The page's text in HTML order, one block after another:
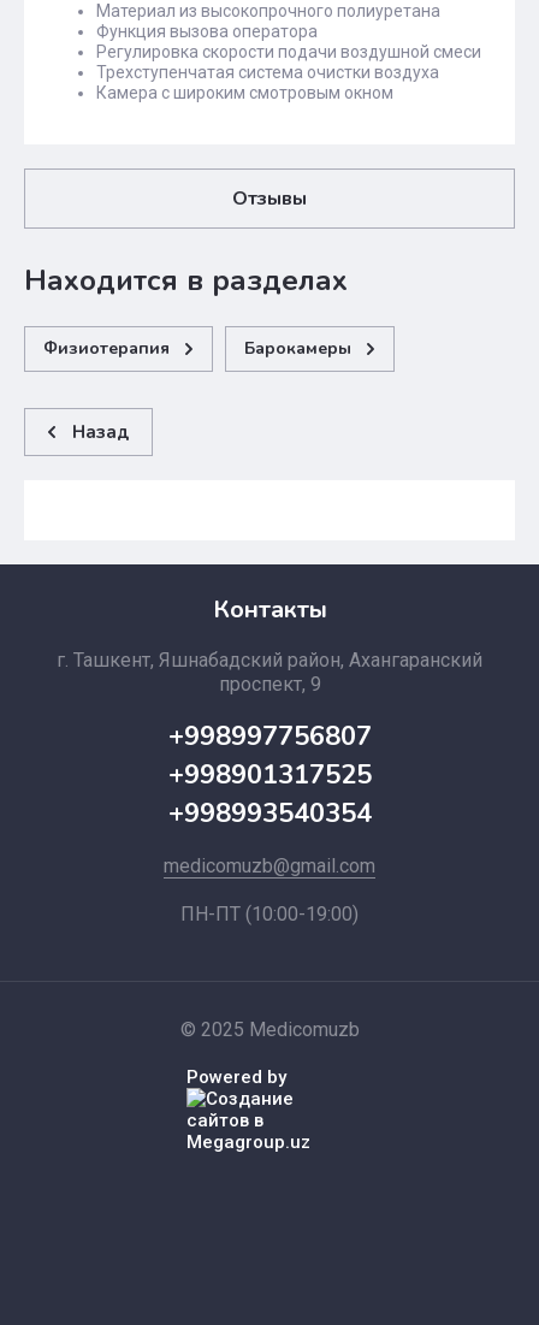
Материал из высокопрочного полиуретана
Функция вызова оператора
Регулировка скорости подачи воздушной смеси
Трехступенчатая система очистки воздуха
Камера с широким смотровым окном
Отзывы
Находится в разделах
Физиотерапия Барокамеры
Назад
Контакты
г. Ташкент, Яшнабадский район, Ахангаранский
проспект, 9
+998997756807
+998901317525
+998993540354
medicomuzb@gmail.com
ПН-ПТ (10:00-19:00)
© 2025 Medicomuzb
Powered by